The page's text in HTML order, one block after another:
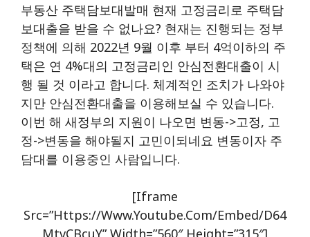
부동산 주택담보대발매 현재 고정금리로 주택담
보대출을 받을 수 없나요? 현재는 진행되는 정부
정책에 의해 2022년 9월 이후 부터 4억이하의 주
택은 연 4%대의 고정금리인 안심전환대출이 시
행 될 것 이라고 합니다. 체계적인 조치가 나와야
지만 안심전환대출을 이용해보실 수 있습니다.
이번 해 새정부의 지원이 나오면 변동->고정, 고
정->변동을 해야될지 고민이되네요 변동이자 주
담대를 이용중인 사람입니다.
[iframe
Src=”https://www.youtube.com/embed/d64
MtvCBcuY” Width=”560″ Height=”315″]